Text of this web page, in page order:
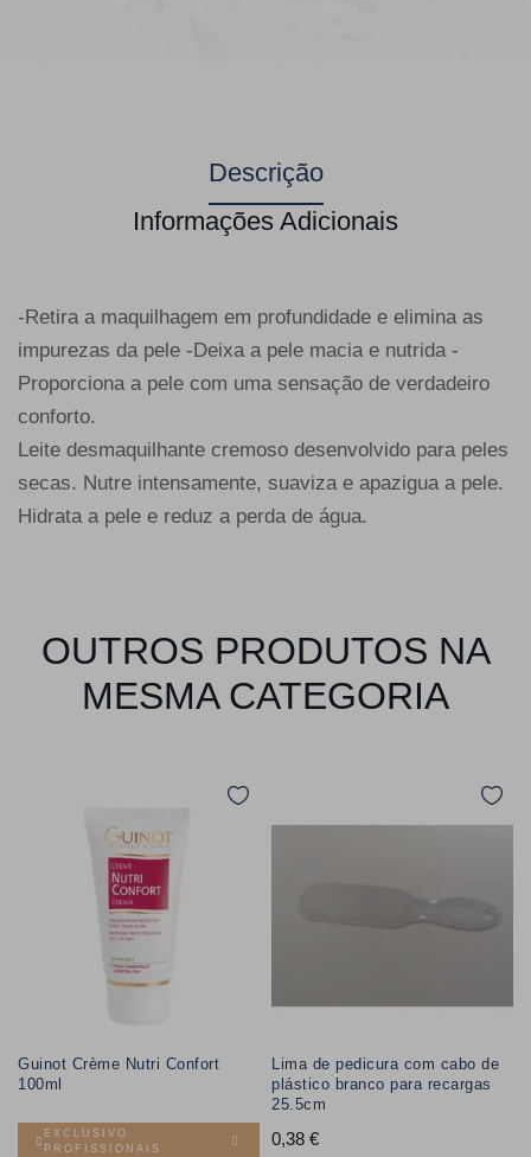
Descrição
Informações Adicionais
-Retira a maquilhagem em profundidade e elimina as
impurezas da pele -Deixa a pele macia e nutrida -
Proporciona a pele com uma sensação de verdadeiro
conforto.
Leite desmaquilhante cremoso desenvolvido para peles
secas. Nutre intensamente, suaviza e apazigua a pele.
Hidrata a pele e reduz a perda de água.
OUTROS PRODUTOS NA
MESMA CATEGORIA
Guinot Crème Nutri Confort
100ml
EXCLUSIVO
PROFISSIONAIS
Lima de pedicura com cabo de
plástico branco para recargas
25.5cm
0,38 €Preço